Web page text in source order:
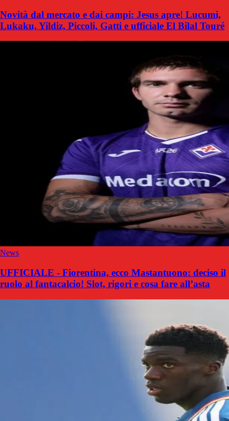
Novità dal mercato e dai campi: Jesus apre! Lucumi,
Lukaku, Yildiz, Piccoli, Gatti e ufficiale El Bilal Touré
News
UFFICIALE - Fiorentina, ecco Mastantuono: deciso il
ruolo al fantacalcio! Slot, rigori e cosa fare all’asta